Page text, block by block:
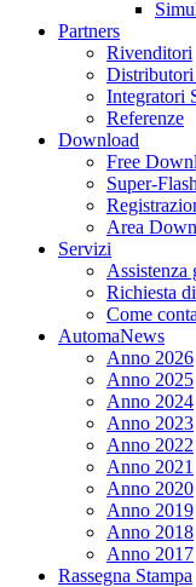
Partners
Rivenditori
Integratori
Referenze
Download
Free
Super-Flash
Area
Servizi
Assistenza
Richiesta
Come
AutomaNews
Anno 2026
Anno 2025
Anno 2024
Anno 2023
Anno 2022
Anno 2021
Anno 2020
Anno 2019
Anno 2018
Anno 2017
Rassegna Stampa